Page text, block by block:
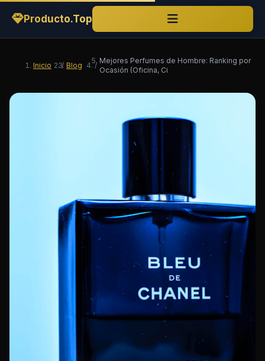
Producto.Top
Inicio / Blog /
Mejores Perfumes de Hombre: Ranking por
Ocasión (Oficina, Ci